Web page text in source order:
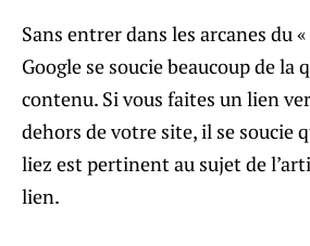
Sans entrer dans les arcanes du «
Google se soucie beaucoup de la
contenu. Si vous faites un lien
dehors de votre site, il se soucie
liez est pertinent au sujet de
lien.